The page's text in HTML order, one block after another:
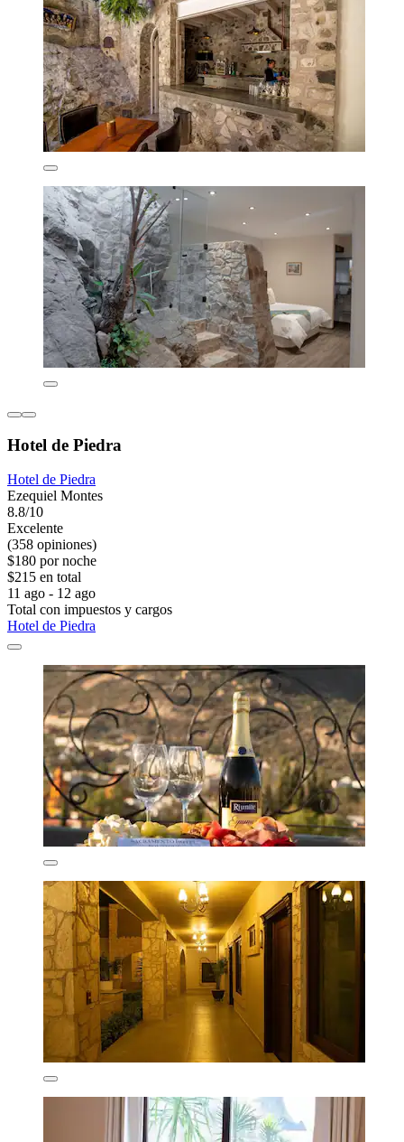
Hotel de Piedra
Hotel de Piedra
Ezequiel Montes
8.8/10
Excelente
(358 opiniones)
$180 por noche
$215 en total
11 ago - 12 ago
Total con impuestos y cargos
Hotel de Piedra